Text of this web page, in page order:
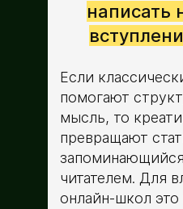
написать
Если
помогают
мысль, то
превращают
читателем. Для
онлайн-школ это